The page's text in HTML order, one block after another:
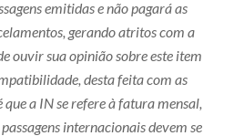
emitidas e não pagará as
gerando atritos com a
ouvir sua opinião sobre este item
desta feita com as
a IN se refere à fatura mensal,
internacionais devem se